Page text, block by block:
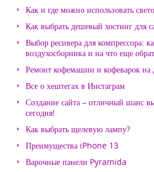
Как и где можно использовать
Как выбрать дешевый хостинг для
Выбор ресивера для компрессора:
воздухосборника и на что еще
Ремонт кофемашин и кофеварок на
Все о хештегах в Инстаграм
Создание сайта – отличный шанс
сегодня!
Как выбрать щелевую лампу?
Преимущества iPhone 13
Варочные панели Pyramida